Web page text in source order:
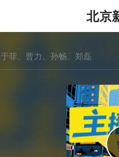
北京
菲、曹力、孙畅、郑磊